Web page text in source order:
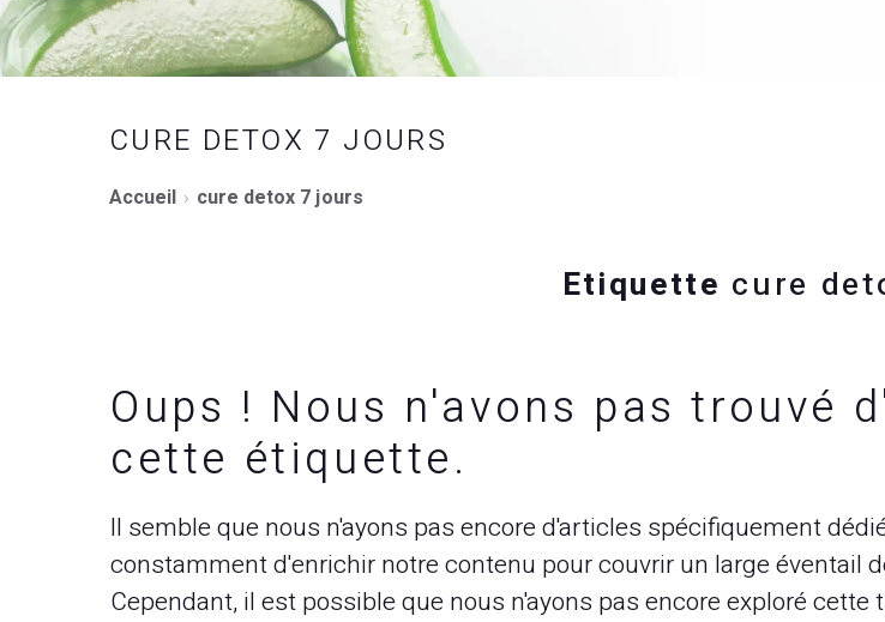
CURE DETOX 7 JOURS
Accueil cure detox 7 jours
Etiquette cure
Oups ! Nous n'avons pas trouvé
cette étiquette.
Il semble que nous n'ayons pas encore d'articles spécifiquement
constamment d'enrichir notre contenu pour couvrir un large éventail
Cependant, il est possible que nous n'ayons pas encore exploré